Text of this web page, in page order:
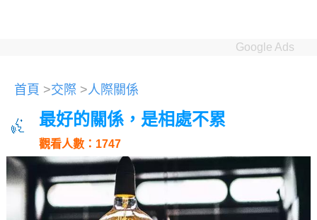
Google Ads
首頁 >交際 >人際關係
最好的關係，是相處不累
觀看人數：1747